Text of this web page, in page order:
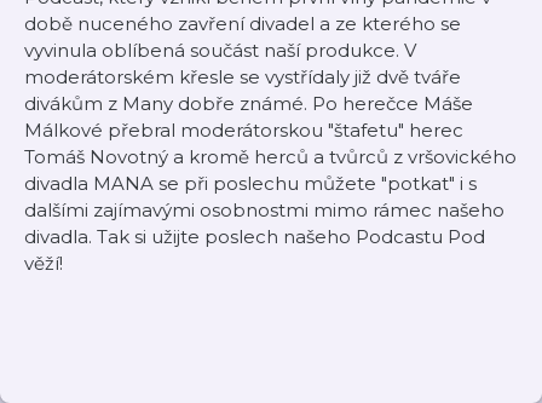
době nuceného zavření divadel a ze kterého se
vyvinula oblíbená součást naší produkce. V
moderátorském křesle se vystřídaly již dvě tváře
divákům z Many dobře známé. Po herečce Máše
Málkové přebral moderátorskou "štafetu" herec
Tomáš Novotný a kromě herců a tvůrců z vršovického
divadla MANA se při poslechu můžete "potkat" i s
dalšími zajímavými osobnostmi mimo rámec našeho
divadla. Tak si užijte poslech našeho Podcastu Pod
věží!